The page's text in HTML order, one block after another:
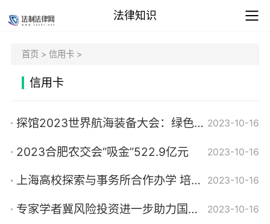
法律知识
首页> 信用卡>
信用卡
探馆2023世界航海装备大会：绿色动力、智能科技发展趋势凸显 2023-10-16
2023合肥农交会“吸金”522.9亿元 2023-10-16
上海高校探索与事务所合作办学 培养卓越数智化财经人才|当前视讯 2023-10-16
专家学者冀风险投资进一步助力国家科技创新发展 2023-10-16